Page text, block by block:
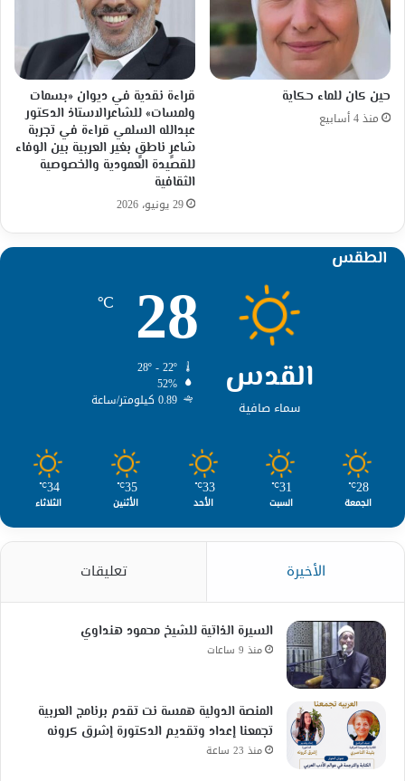
حين كان للماء حكاية
منذ 4 أسابيع
قراءة نقدية في ديوان «بسمات
ولمسات» للشاعرالاستاذ الدكتور
عبدالله السلمي قراءة في تجربة
شاعرٍ ناطقٍ بغير العربية بين الوفاء
للقصيدة العمودية والخصوصية
الثقافية
29 يونيو، 2026
الطقس
القدس
سماء صافية
28
℃
52%
0.89 كيلومتر/ساعة
28
℃
الجمعة
31
℃
السبت
33
℃
الأحد
35
℃
الأثنين
34
℃
الثلاثاء
الأخيرة تعليقات
السيرة الذاتية للشيخ محمود هنداوي
منذ 9 ساعات
المنصة الدولية همسة نت تقدم برنامج العربية
تجمعنا إعداد وتقديم الدكتورة إشرق كرونه
منذ 23 ساعة